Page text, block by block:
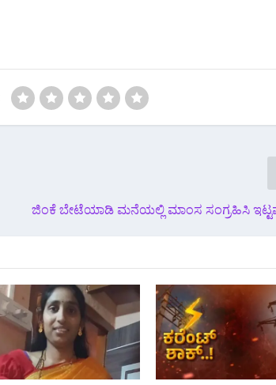
ಜಿಂಕೆ ಬೇಟೆಯಾಡಿ ಮನೆಯಲ್ಲಿ ಮಾಂಸ ಸಂಗ್ರಹಿಸಿ